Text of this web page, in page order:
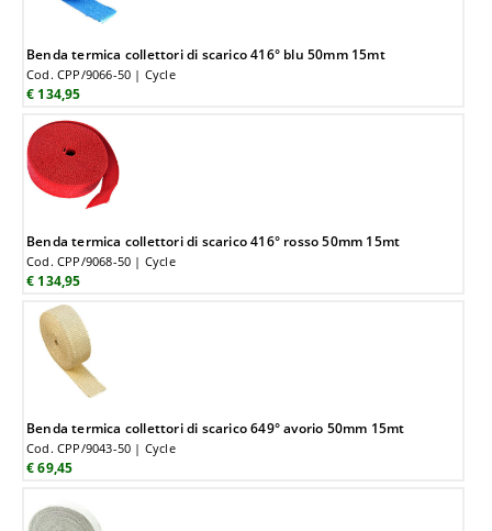
Benda termica collettori di scarico 416° blu 50mm 15mt
Cod. CPP/9066-50 | Cycle
€ 134,95
Benda termica collettori di scarico 416° rosso 50mm 15mt
Cod. CPP/9068-50 | Cycle
€ 134,95
Benda termica collettori di scarico 649° avorio 50mm 15mt
Cod. CPP/9043-50 | Cycle
€ 69,45